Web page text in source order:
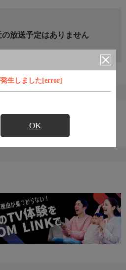
生しました[error]
OK
の放送予定はありません
組